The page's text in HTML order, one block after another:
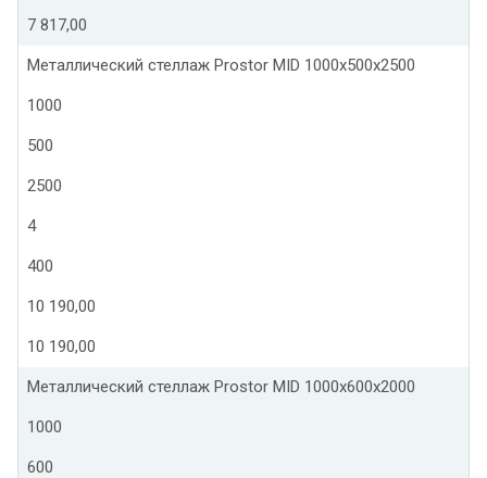
7 817,00
Металлический стеллаж Prostor MID 1000x500x2500
1000
500
2500
4
400
10 190,00
10 190,00
Металлический стеллаж Prostor MID 1000x600x2000
1000
600